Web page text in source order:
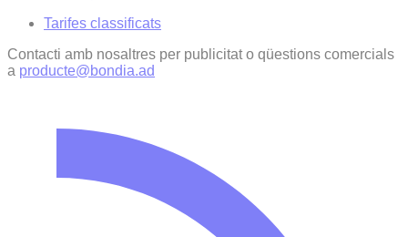
Tarifes classificats
Contacti amb nosaltres per publicitat o qüestions comercials
a producte@bondia.ad